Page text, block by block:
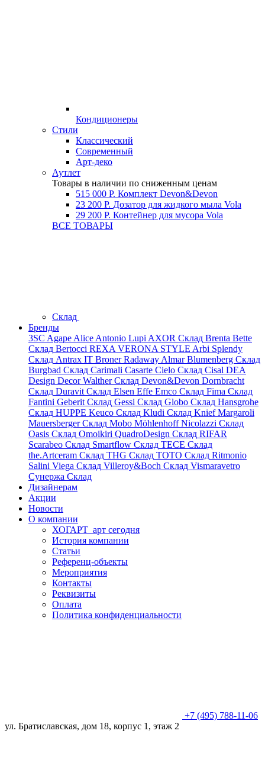
Кондиционеры
Стили
Классический
Современный
Арт-деко
Аутлет
Товары в наличии по сниженным ценам
515 000 Р. Комплект Devon&Devon
23 200 Р. Дозатор для жидкого мыла Vola
29 200 Р. Контейнер для мусора Vola
ВСЕ ТОВАРЫ
Склад
Бренды
3SC Agape Alice Antonio Lupi AXOR Склад Brenta Bette
Склад Bertocci REXA VERONA STYLE Arbi Splendy
Склад Antrax IT BronerRadaway AlmarBlumenberg Склад
Burgbad Склад Carimali Casarte Cielo Склад Cisal DEA
Design Decor WaltherСклад Devon&Devon Dornbracht
Склад Duravit Склад Elsen Effe Emco Склад Fima Склад
Fantini Geberit Склад Gessi Склад Globo Склад Hansgrohe
Склад HUPPE Keuco Склад Kludi Склад KniefMargaroli
MauersbergerСклад Mobo MöhlenhoffNicolazzi Склад
Oasis Склад Omoikiri QuadroDesign Склад RIFAR
Scarabeo Склад Smartflow Склад TECE Склад
the.Artceram Склад THG Склад TOTO Склад Ritmonio
Salini Viega Склад Villeroy&Boch Склад Vismaravetro
Сунержа Склад
Дизайнерам
Акции
Новости
О компании
ХОГАРТ_арт сегодня
История компании
Статьи
Референц-объекты
Мероприятия
Контакты
Реквизиты
Оплата
Политика конфиденциальности
+7 (495) 788-11-06
ул. Братиславская, дом 18, корпус 1, этаж 2